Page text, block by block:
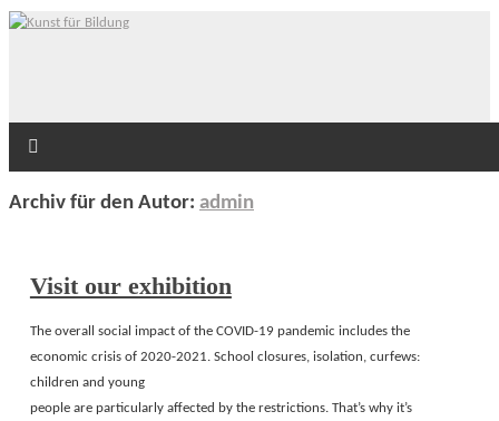
Archiv für den Autor: admin
Visit our exhibition
The overall social impact of the COVID-19 pandemic includes the
economic crisis of 2020-2021. School closures, isolation, curfews:
children and young
people are particularly affected by the restrictions. That’s why it’s